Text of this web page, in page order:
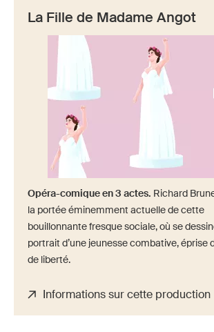
La Fille de Madame Angot
Opéra-comique en 3 actes. Richard
la portée éminemment actuelle de cette
bouillonnante fresque sociale, où se
portrait d’une jeunesse combative, éprise
de liberté.
Informations sur cette production